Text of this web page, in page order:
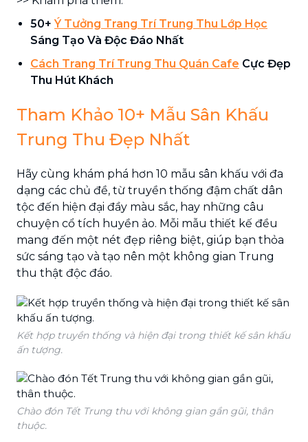
50+Ý Tưởng Trang Trí Trung Thu Lớp Học
Sáng Tạo Và Độc Đáo Nhất
Cách Trang Trí Trung Thu Quán Cafe Cực Đẹp
Thu Hút Khách
Tham Khảo 10+ Mẫu Sân Khấu
Trung Thu Đẹp Nhất
Hãy cùng khám phá hơn 10 mẫu sân khấu với đa
dạng các chủ đề, từ truyền thống đậm chất dân
tộc đến hiện đại đầy màu sắc, hay những câu
chuyện cổ tích huyền ảo. Mỗi mẫu thiết kế đều
mang đến một nét đẹp riêng biệt, giúp bạn thỏa
sức sáng tạo và tạo nên một không gian Trung
thu thật độc đáo.
Kết hợp truyền thống và hiện đại trong thiết kế sân khấu
ấn tượng.
Chào đón Tết Trung thu với không gian gần gũi, thân
thuộc.